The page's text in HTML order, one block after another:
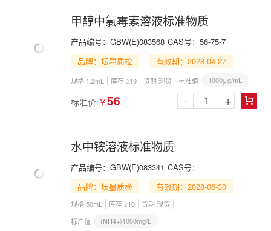
甲醇中氯霉素溶液标准物质
产品编号： GBW(E)083568 CAS号： 56-75-7
品牌：坛墨质检
有效期：2028-04-27
规格 1.2mL 库存 ≥10 货期 现货 标准值 1000μg/mL
标准价: ￥56 
- +
水中铵溶液标准物质
产品编号： GBW(E)083341 CAS号：
品牌：坛墨质检
有效期：2028-06-30
规格 50mL 库存 ≥10
货期 现货
标准值
(NH4+)1000mg/L